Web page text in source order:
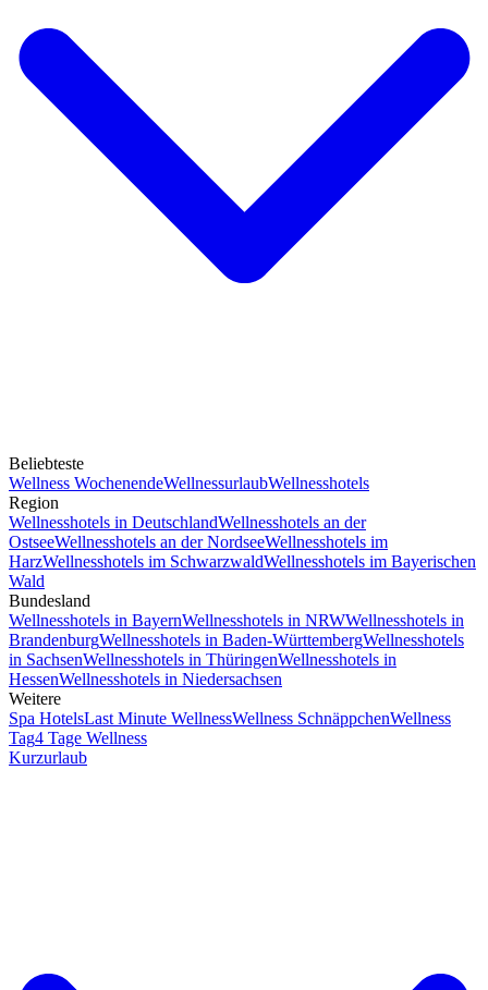
Beliebteste
Wellness WochenendeWellnessurlaubWellnesshotels
Region
Wellnesshotels in DeutschlandWellnesshotels an der
OstseeWellnesshotels an der NordseeWellnesshotels im
HarzWellnesshotels im SchwarzwaldWellnesshotels im Bayerischen
Wald
Bundesland
Wellnesshotels in BayernWellnesshotels in NRWWellnesshotels in
BrandenburgWellnesshotels in Baden-WürttembergWellnesshotels
in SachsenWellnesshotels in ThüringenWellnesshotels in
HessenWellnesshotels in Niedersachsen
Weitere
Spa HotelsLast Minute WellnessWellness SchnäppchenWellness
Tag4 Tage Wellness
Kurzurlaub